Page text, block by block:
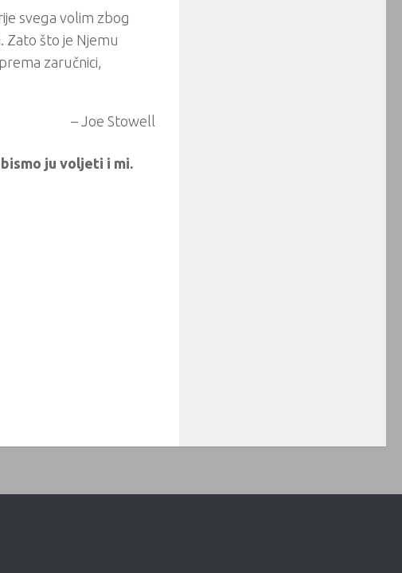
svega volim zbog
Zato što je Njemu
zaručnici,
– Joe Stowell
ju voljeti i mi.